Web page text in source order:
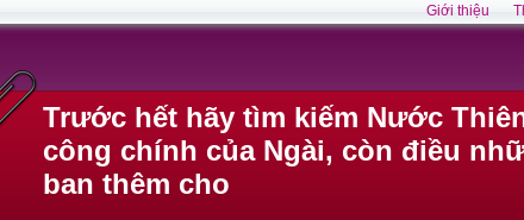
Trước hết hãy tìm kiếm Nước
công chính của Ngài, còn điều
ban thêm cho
Giới thiệu